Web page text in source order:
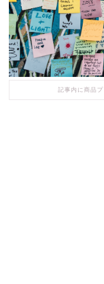
記事内に商品